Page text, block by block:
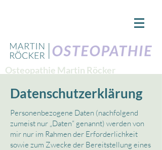
Osteopathie Martin Röcker
Datenschutzerklärung
Personenbezogene Daten (nachfolgend
zumeist nur „Daten“ genannt) werden von
mir nur im Rahmen der Erforderlichkeit
sowie zum Zwecke der Bereitstellung eines